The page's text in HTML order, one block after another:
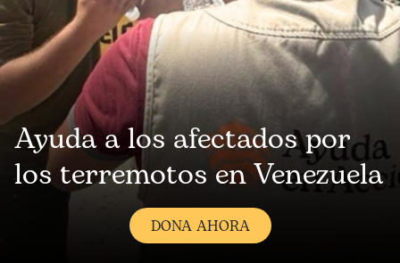
Ayuda a los afectados por
los terremotos en Venezuela
DONA AHORA